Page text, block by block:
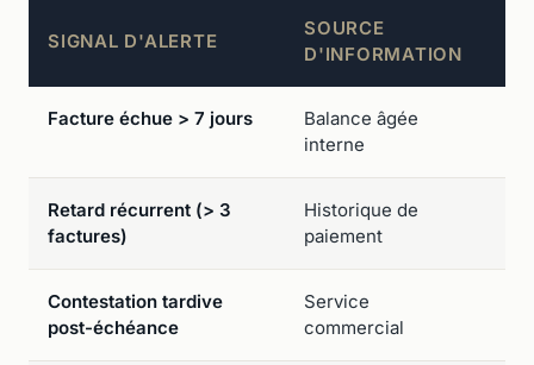
SIGNAL D'ALERTE
SOURCE
D'INFORMATION
Facture échue > 7 jours
Balance âgée
interne
Retard récurrent (> 3
factures)
Historique de
paiement
Contestation tardive
post-échéance
Service
commercial